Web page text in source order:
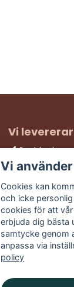
Vi
Snabba
Trygga köp
Trevlig
Vi
Cookies kan
och icke
cookies för att
erbjuda dig bästa
samtycke genom
anpassa via
policy